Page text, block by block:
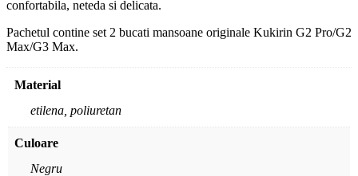
confortabila, neteda si delicata.
Pachetul contine set 2 bucati mansoane originale Kukirin G2 Pro/G2
Max/G3 Max.
Material
etilena, poliuretan
Culoare
Negru